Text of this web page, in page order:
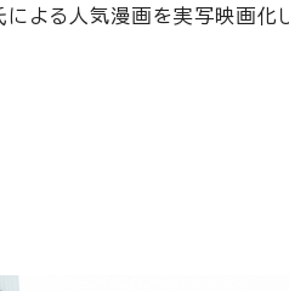
による人気漫画を実写映画